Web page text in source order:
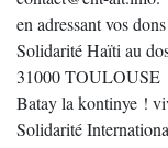
en adressant vos
Solidarité Haïti au
31000 TOULOUSE
Batay la kontinye !
Solidarité